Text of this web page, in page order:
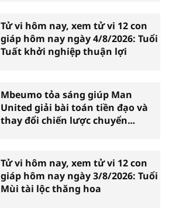
Tử vi hôm nay, xem tử vi 12 con
giáp hôm nay ngày 4/8/2026: Tuổi
Tuất khởi nghiệp thuận lợi
Mbeumo tỏa sáng giúp Man
United giải bài toán tiền đạo và
thay đổi chiến lược chuyển
Tử vi hôm nay, xem tử vi 12 con
giáp hôm nay ngày 3/8/2026: Tuổi
Mùi tài lộc thăng hoa